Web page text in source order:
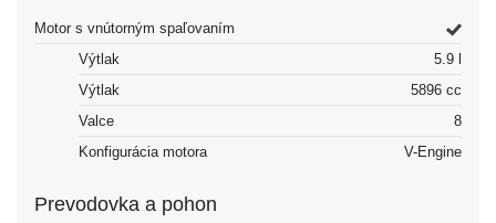
Motor s vnútorným spaľovaním
Výtlak
5.9 l
Výtlak
5896 cc
Valce
8
Konfigurácia motora
V-Engine
Prevodovka a pohon